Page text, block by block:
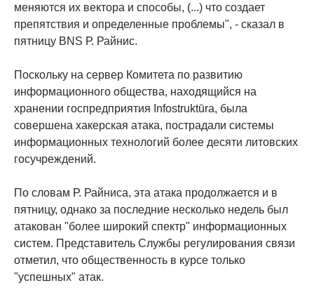
меняются их вектора и способы, (...) что создает
препятствия и определенные проблемы", - сказал в
пятницу BNS Р. Райнис.
Поскольку на сервер Комитета по развитию
информационного общества, находящийся на
хранении госпредприятия Infostruktūra, была
совершена хакерская атака, пострадали системы
информационных технологий более десяти литовских
госучреждений.
По словам Р. Райниса, эта атака продолжается и в
пятницу, однако за последние несколько недель был
атакован "более широкий спектр" информационных
систем. Представитель Службы регулирования связи
отметил, что общественность в курсе только
"успешных" атак.